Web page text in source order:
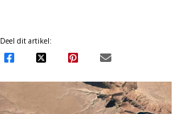
Deel dit artikel: